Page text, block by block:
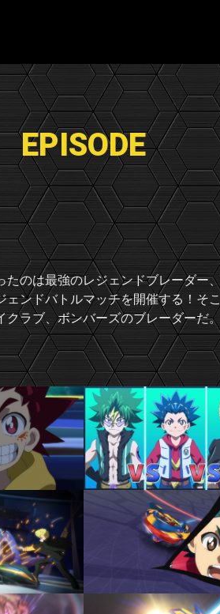
EPISODE
のは最強のレジェンドブレーダー
ンドバトルマッチを開催する！そ
ラブ、ボンバーズのブレーダーだ